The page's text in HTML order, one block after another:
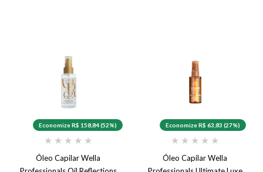
Economize R$ 158,84 (52%)
★ ★ ★ ★ ★
Óleo Capilar Wella
Economize R$ 63,83 (27%)
★ ★ ★ ★ ★
Óleo Capilar Wella